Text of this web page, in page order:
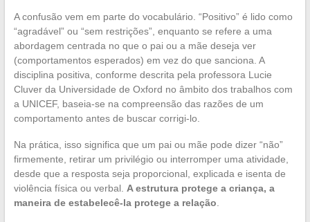
A confusão vem em parte do vocabulário. “Positivo” é lido como
“agradável” ou “sem restrições”, enquanto se refere a uma
abordagem centrada no que o pai ou a mãe deseja ver
(comportamentos esperados) em vez do que sanciona. A
disciplina positiva, conforme descrita pela professora Lucie
Cluver da Universidade de Oxford no âmbito dos trabalhos com
a UNICEF, baseia-se na compreensão das razões de um
comportamento antes de buscar corrigi-lo.
Na prática, isso significa que um pai ou mãe pode dizer “não”
firmemente, retirar um privilégio ou interromper uma atividade,
desde que a resposta seja proporcional, explicada e isenta de
violência física ou verbal. A estrutura protege a criança, a
maneira de estabelecê-la protege a relação.